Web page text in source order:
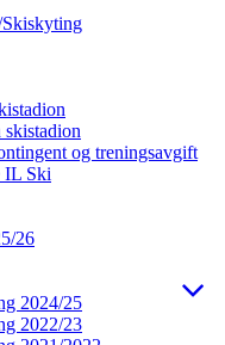
og treningsavgift
IL Ski
26
2024/25
2022/23